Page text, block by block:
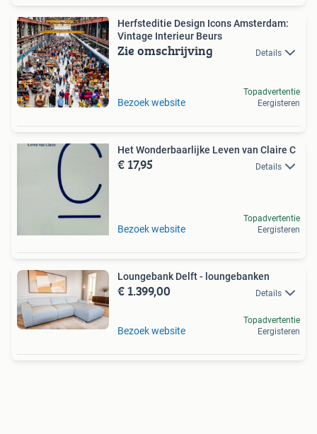
Herfsteditie Design Icons Amsterdam:
Vintage Interieur Beurs
Zie omschrijving Details
Bezoek website
Topadvertentie
Eergisteren
Het Wonderbaarlijke Leven van Claire C
€ 17,95 Details
Bezoek website
Topadvertentie
Eergisteren
Loungebank Delft - loungebanken
€ 1.399,00 Details
Bezoek website
Topadvertentie
Eergisteren